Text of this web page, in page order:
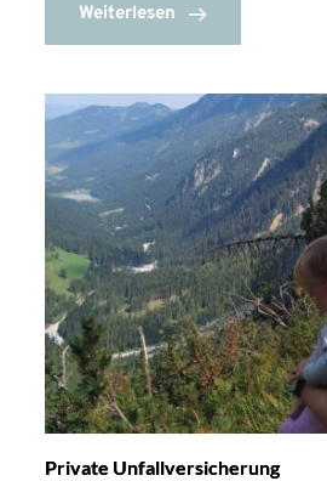
Weiterlesen
Private Unfallversicherung